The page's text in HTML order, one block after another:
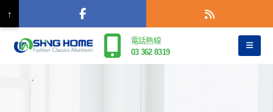
電話熱線
03 362 8319
↑